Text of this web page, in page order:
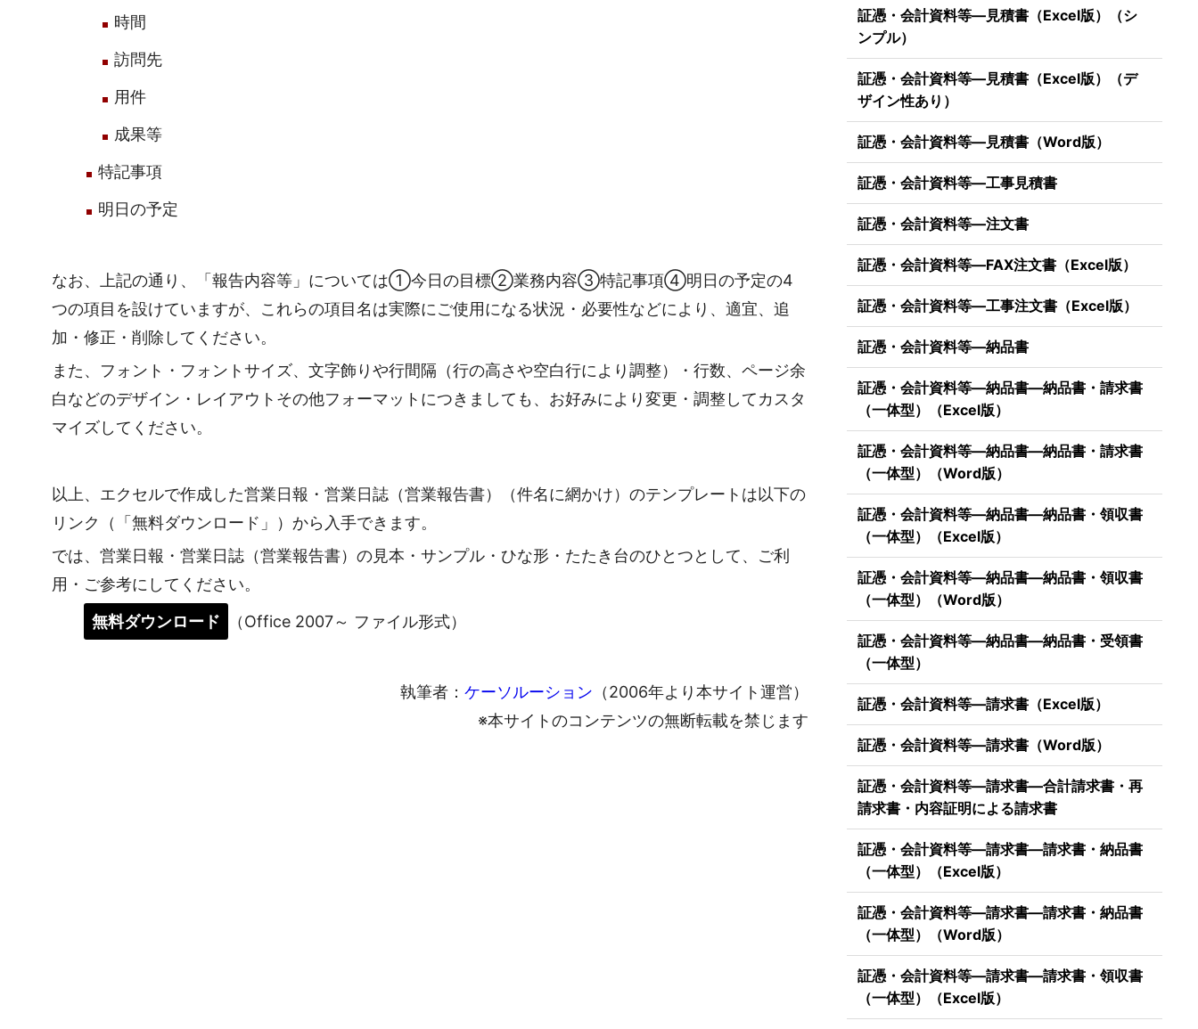
時間
訪問先
用件
成果等
特記事項
明日の予定
なお、上記の通り、「報告内容等」については①今日の目標②業務内容③特記事項④明日の予定の4
つの項目を設けていますが、これらの項目名は実際にご使用になる状況・必要性などにより、適宜、追
加・修正・削除してください。
また、フォント・フォントサイズ、文字飾りや行間隔（行の高さや空白行により調整）・行数、ページ余
白などのデザイン・レイアウトその他フォーマットにつきましても、お好みにより変更・調整してカスタ
マイズしてください。
以上、エクセルで作成した営業日報・営業日誌（営業報告書）（件名に網かけ）のテンプレートは以下の
リンク（「無料ダウンロード」）から入手できます。
では、営業日報・営業日誌（営業報告書）の見本・サンプル・ひな形・たたき台のひとつとして、ご利
用・ご参考にしてください。
無料ダウンロード
（Office 2007～ ファイル形式）
執筆者： ケーソルーション （2006年より本サイト運営）
※本サイトのコンテンツの無断転載を禁じます
証憑・会計資料等―見積書（Excel版）（シ
ンプル）
証憑・会計資料等―見積書（Excel版）（デ
ザイン性あり）
証憑・会計資料等―見積書（Word版）
証憑・会計資料等―工事見積書
証憑・会計資料等―注文書
証憑・会計資料等―FAX注文書（Excel版）
証憑・会計資料等―工事注文書（Excel版）
証憑・会計資料等―納品書
証憑・会計資料等―納品書―納品書・請求書
（一体型）（Excel版）
証憑・会計資料等―納品書―納品書・請求書
（一体型）（Word版）
証憑・会計資料等―納品書―納品書・領収書
（一体型）（Excel版）
証憑・会計資料等―納品書―納品書・領収書
（一体型）（Word版）
証憑・会計資料等―納品書―納品書・受領書
（一体型）
証憑・会計資料等―請求書（Excel版）
証憑・会計資料等―請求書（Word版）
証憑・会計資料等―請求書―合計請求書・再
請求書・内容証明による請求書
証憑・会計資料等―請求書―請求書・納品書
（一体型）（Excel版）
証憑・会計資料等―請求書―請求書・納品書
（一体型）（Word版）
証憑・会計資料等―請求書―請求書・領収書
（一体型）（Excel版）